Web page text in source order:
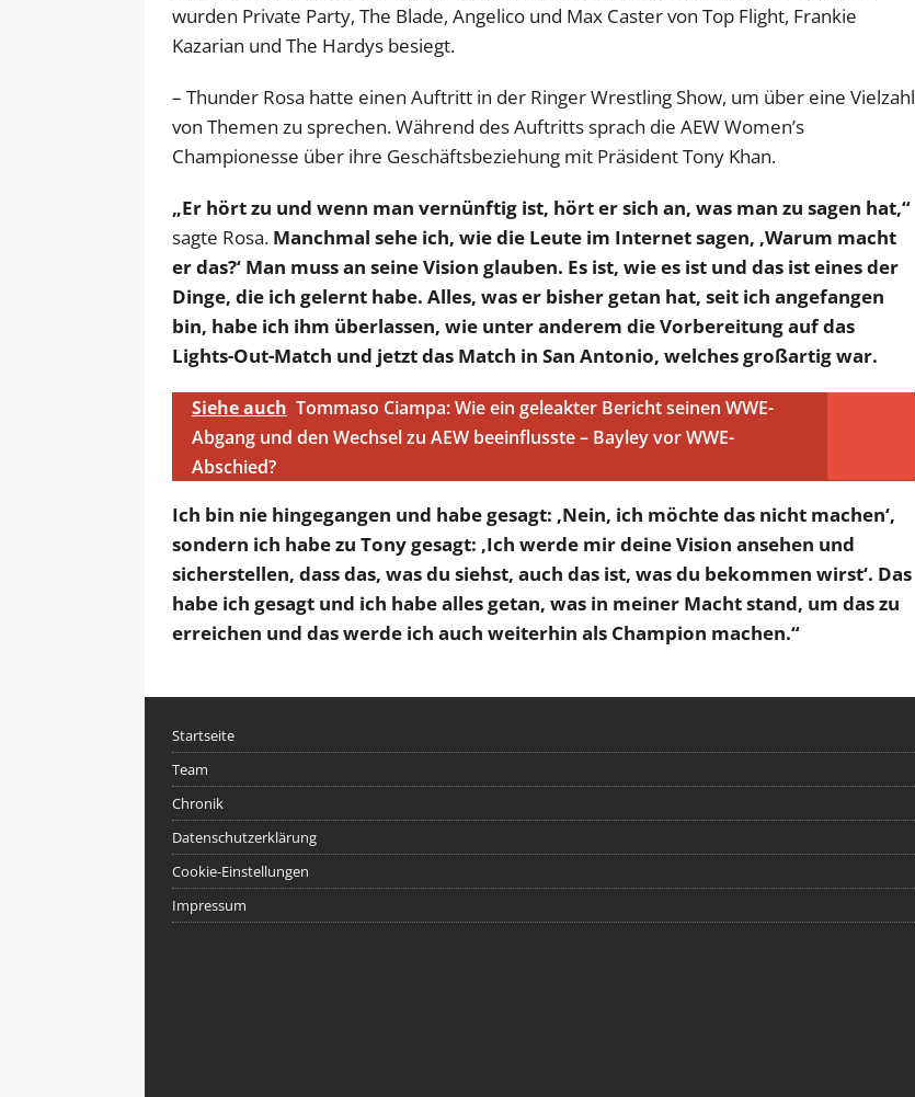
wurden Private Party, The Blade, Angelico und Max Caster von Top Flight, Frankie
Kazarian und The Hardys besiegt.
– Thunder Rosa hatte einen Auftritt in der Ringer Wrestling Show, um über eine Vielzahl
von Themen zu sprechen. Während des Auftritts sprach die AEW Women’s
Championesse über ihre Geschäftsbeziehung mit Präsident Tony Khan.
„Er hört zu und wenn man vernünftig ist, hört er sich an, was man zu sagen hat,“
sagte Rosa. Manchmal sehe ich, wie die Leute im Internet sagen, ‚Warum macht
er das?‘ Man muss an seine Vision glauben. Es ist, wie es ist und das ist eines der
Dinge, die ich gelernt habe. Alles, was er bisher getan hat, seit ich angefangen
bin, habe ich ihm überlassen, wie unter anderem die Vorbereitung auf das
Lights-Out-Match und jetzt das Match in San Antonio, welches großartig war.
Siehe auch Tommaso Ciampa: Wie ein geleakter Bericht seinen WWE-
Abgang und den Wechsel zu AEW beeinflusste – Bayley vor WWE-
Abschied?
Ich bin nie hingegangen und habe gesagt: ‚Nein, ich möchte das nicht machen‘,
sondern ich habe zu Tony gesagt: ‚Ich werde mir deine Vision ansehen und
sicherstellen, dass das, was du siehst, auch das ist, was du bekommen wirst‘. Das
habe ich gesagt und ich habe alles getan, was in meiner Macht stand, um das zu
erreichen und das werde ich auch weiterhin als Champion machen.“
Startseite
Team
Chronik
Datenschutzerklärung
Cookie-Einstellungen
Impressum